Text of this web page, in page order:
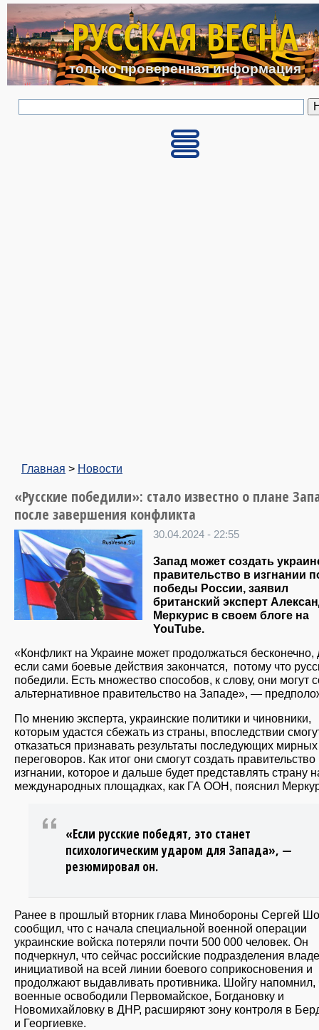
Перейти к основному
РУССКАЯ ВЕСНА
только проверенная информация
Главная > Новости
«Русские победили»: стало известно о плане
после завершения конфликта
30.04.2024 - 22:55
Запад может создать
правительство в изгнании
победы России, заявил
британский эксперт
Меркурис в своем блоге на
YouTube.
«Конфликт на Украине может продолжаться бесконечно,
если сами боевые действия закончатся, потому что
победили. Есть множество способов, к слову, они могут
альтернативное правительство на Западе», —
По мнению эксперта, украинские политики и чиновники,
которым удастся сбежать из страны, впоследствии
отказаться признавать результаты последующих мирных
переговоров. Как итог они смогут создать правительство
изгнании, которое и дальше будет представлять страну
международных площадках, как ГА ООН, пояснил
«Если русские победят, это станет
психологическим ударом для Запада», —
резюмировал он.
Ранее в прошлый вторник глава Минобороны Сергей
сообщил, что с начала специальной военной операции
украинские войска потеряли почти 500 000 человек. Он
подчеркнул, что сейчас российские подразделения
инициативой на всей линии боевого соприкосновения и
продолжают выдавливать противника. Шойгу напомнил,
военные освободили Первомайское, Богдановку и
Новомихайловку в ДНР, расширяют зону контроля в
и Георгиевке.